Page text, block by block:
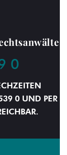
0
0 UND PER